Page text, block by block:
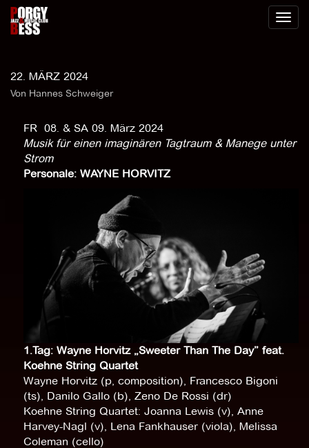
Toggle
22. MÄRZ 2024
Von Hannes Schweiger
FR 08. & SA 09. März 2024
Musik für einen imaginären Tagtraum & Manege unter
Strom
Personale: WAYNE HORVITZ
1.Tag: Wayne Horvitz „Sweeter Than The Day” feat.
Koehne String Quartet
Wayne Horvitz (p, composition), Francesco Bigoni
(ts), Danilo Gallo (b), Zeno De Rossi (dr)
Koehne String Quartet: Joanna Lewis (v), Anne
Harvey-Nagl (v), Lena Fankhauser (viola), Melissa
Coleman (cello)